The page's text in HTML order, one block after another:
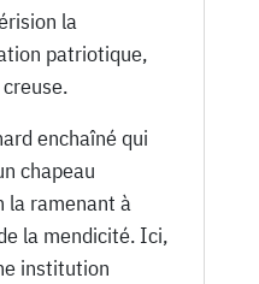
la
patriotique,
enchaîné qui
chapeau
la ramenant à
la mendicité. Ici,
institution